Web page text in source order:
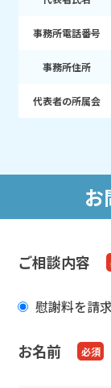
事務所電話番号
事務所住所
代表者の所属会
お
ご相談内容
慰謝料を請
お名前